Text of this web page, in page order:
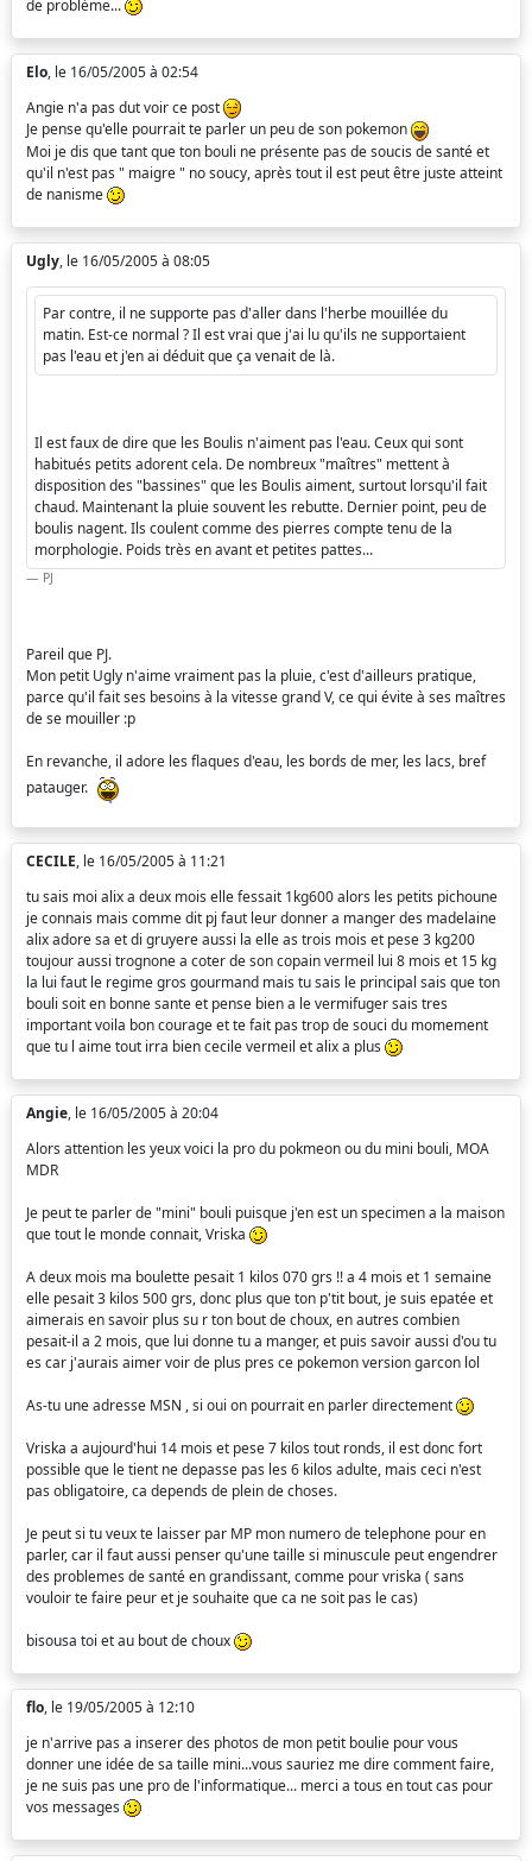
de problème...
Elo, le 16/05/2005 à 02:54
Angie n'a pas dut voir ce post
Je pense qu'elle pourrait te parler un peu de son pokemon
Moi je dis que tant que ton bouli ne présente pas de soucis de santé et
qu'il n'est pas " maigre " no soucy, après tout il est peut être juste atteint
de nanisme
Ugly, le 16/05/2005 à 08:05
Par contre, il ne supporte pas d'aller dans l'herbe mouillée du
matin. Est-ce normal ? Il est vrai que j'ai lu qu'ils ne supportaient
pas l'eau et j'en ai déduit que ça venait de là.
Il est faux de dire que les Boulis n'aiment pas l'eau. Ceux qui sont
habitués petits adorent cela. De nombreux "maîtres" mettent à
disposition des "bassines" que les Boulis aiment, surtout lorsqu'il fait
chaud. Maintenant la pluie souvent les rebutte. Dernier point, peu de
boulis nagent. Ils coulent comme des pierres compte tenu de la
morphologie. Poids très en avant et petites pattes...
PJ
Pareil que PJ.
Mon petit Ugly n'aime vraiment pas la pluie, c'est d'ailleurs pratique,
parce qu'il fait ses besoins à la vitesse grand V, ce qui évite à ses maîtres
de se mouiller :p
En revanche, il adore les flaques d'eau, les bords de mer, les lacs, bref
patauger.
CECILE, le 16/05/2005 à 11:21
tu sais moi alix a deux mois elle fessait 1kg600 alors les petits pichoune
je connais mais comme dit pj faut leur donner a manger des madelaine
alix adore sa et di gruyere aussi la elle as trois mois et pese 3 kg200
toujour aussi trognone a coter de son copain vermeil lui 8 mois et 15 kg
la lui faut le regime gros gourmand mais tu sais le principal sais que ton
bouli soit en bonne sante et pense bien a le vermifuger sais tres
important voila bon courage et te fait pas trop de souci du momement
que tu l aime tout irra bien cecile vermeil et alix a plus
Angie, le 16/05/2005 à 20:04
Alors attention les yeux voici la pro du pokmeon ou du mini bouli, MOA
MDR
Je peut te parler de "mini" bouli puisque j'en est un specimen a la maison
que tout le monde connait, Vriska
A deux mois ma boulette pesait 1 kilos 070 grs !! a 4 mois et 1 semaine
elle pesait 3 kilos 500 grs, donc plus que ton p'tit bout, je suis epatée et
aimerais en savoir plus su r ton bout de choux, en autres combien
pesait-il a 2 mois, que lui donne tu a manger, et puis savoir aussi d'ou tu
es car j'aurais aimer voir de plus pres ce pokemon version garcon lol
As-tu une adresse MSN , si oui on pourrait en parler directement
Vriska a aujourd'hui 14 mois et pese 7 kilos tout ronds, il est donc fort
possible que le tient ne depasse pas les 6 kilos adulte, mais ceci n'est
pas obligatoire, ca depends de plein de choses.
Je peut si tu veux te laisser par MP mon numero de telephone pour en
parler, car il faut aussi penser qu'une taille si minuscule peut engendrer
des problemes de santé en grandissant, comme pour vriska ( sans
vouloir te faire peur et je souhaite que ca ne soit pas le cas)
bisousa toi et au bout de choux
flo, le 19/05/2005 à 12:10
je n'arrive pas a inserer des photos de mon petit boulie pour vous
donner une idée de sa taille mini...vous sauriez me dire comment faire,
je ne suis pas une pro de l'informatique... merci a tous en tout cas pour
vos messages